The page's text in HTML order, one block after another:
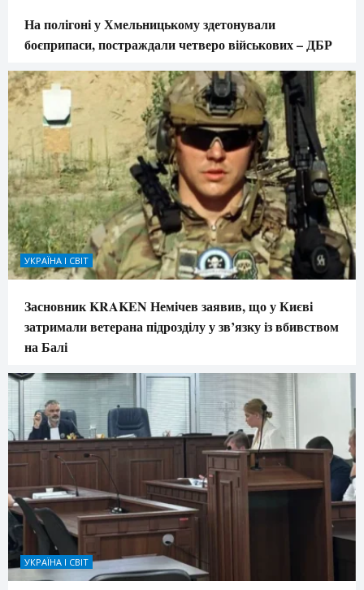
На полігоні у Хмельницькому здетонували
боєприпаси, постраждали четверо військових – ДБР
УКРАЇНА І СВІТ
Засновник KRAKEN Немічев заявив, що у Києві
затримали ветерана підрозділу у зв’язку із вбивством
на Балі
УКРАЇНА І СВІТ